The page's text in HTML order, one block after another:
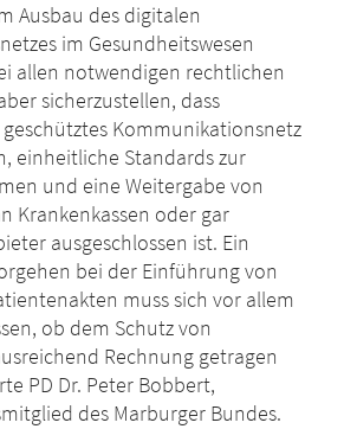
Ausbau des digitalen
im Gesundheitswesen
allen notwendigen rechtlichen
sicherzustellen, dass
Kommunikationsnetz
einheitliche Standards zur
und eine Weitergabe von
Krankenkassen oder gar
ausgeschlossen ist. Ein
bei der Einführung von
muss sich vor allem
ob dem Schutz von
Rechnung getragen
PD Dr. Peter Bobbert,
des Marburger Bundes.